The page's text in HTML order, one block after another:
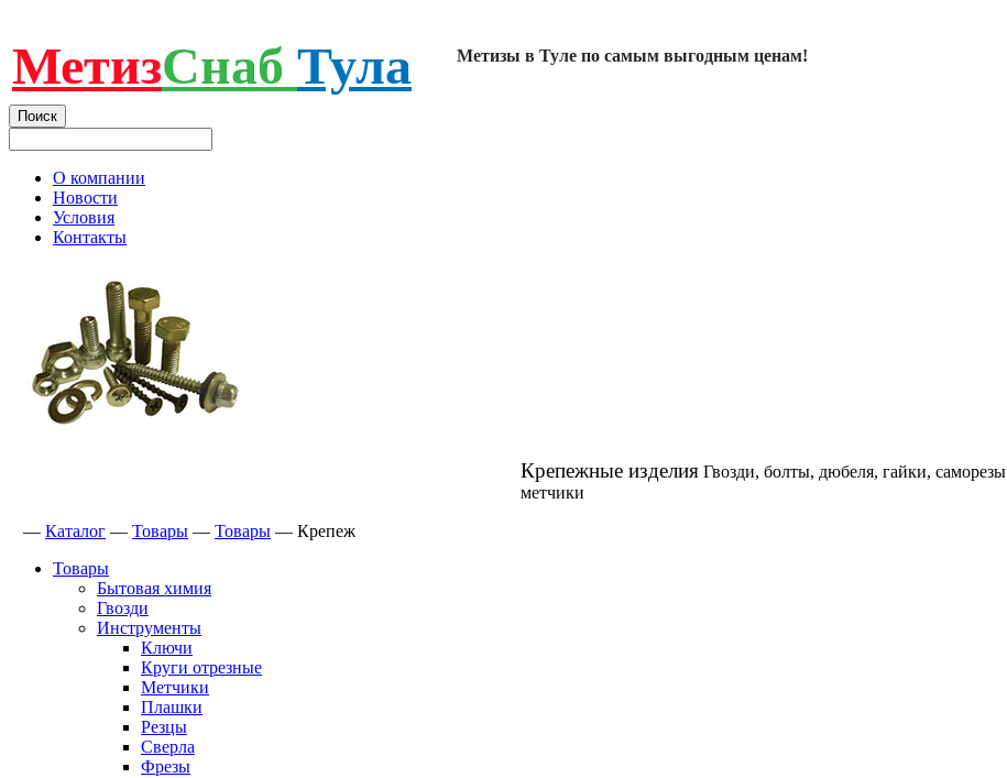
МетизСнаб Тула Метизы в Туле по самым выгодным ценам!
О компании
Новости
Условия
Контакты
Крепежные изделия Гвозди, болты, дюбеля, гайки, саморезы
метчики
— Каталог — Товары — Товары — Крепеж
Товары
Бытовая химия
Гвозди
Инструменты
Ключи
Круги отрезные
Метчики
Плашки
Резцы
Сверла
Фрезы